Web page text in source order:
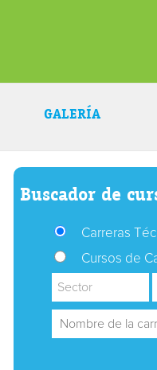
GALERÍA
Buscador de
Carreras
Cursos de